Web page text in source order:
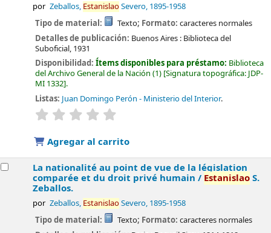
por Zeballos, EstanislaoSevero, 1895-1958
Tipo de material: Texto; Formato: caracteres normales
Detalles de publicación: Buenos Aires : Biblioteca del
Suboficial, 1931
Disponibilidad:Ítems disponibles para préstamo: Biblioteca
del Archivo General de la Nación (1) Signatura topográfica: JDP-
MI 1332 .
Listas: Juan Domingo Perón - Ministerio del Interior.
valoración
Agregar al carrito
La nationalité au point de vue de la législation
comparée et du droit privé humain / EstanislaoS.
Zeballos.
por Zeballos, EstanislaoSevero, 1895-1958
Tipo de material: Texto; Formato: caracteres normales